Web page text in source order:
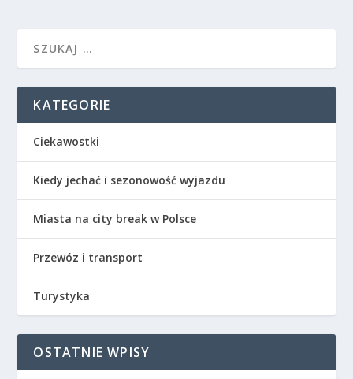
KATEGORIE
Ciekawostki
Kiedy jechać i sezonowość wyjazdu
Miasta na city break w Polsce
Przewóz i transport
Turystyka
OSTATNIE WPISY